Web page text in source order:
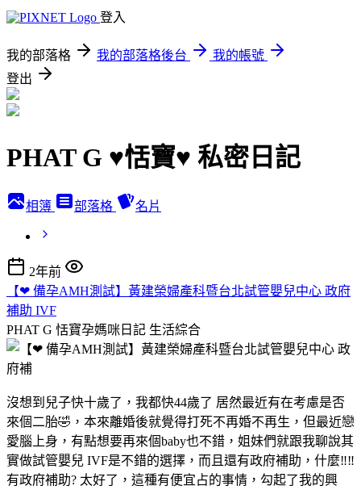
登入
我的部落格 我的部落格後台
我的帳號
登出
PHAT G ♥恬寶♥ 私密日記
相簿 部落格 名片
2年前
【❤ 備孕AMH測試】黃建榮婦產科暨台北試管嬰兒中心 政府
補助 IVF
PHAT G 恬寶孕媽咪日記 生活綜合
沒想到兒子快十歲了，我都快44歲了 居然最近有在考慮是否
來個二胎🤣，本來離婚後就覺得打死不再婚不再生，但最近戀
愛腦上身，有點想要再來個baby也不錯，姐妹們就跟我聊說其
實做試管嬰兒 IVF是不錯的選擇，而且還有政府補助，什麼‼️‼️
有政府補助? 太好了，這種有便宜占的事情，勾起了我的興